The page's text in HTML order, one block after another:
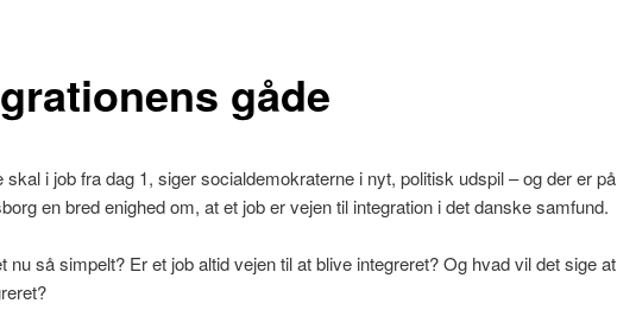
gåde
skal i job fra dag 1, siger socialdemokraterne i nyt, politisk udspil – og der er på
en bred enighed om, at et job er vejen til integration i det danske samfund.
nu så simpelt? Er et job altid vejen til at blive integreret? Og hvad vil det sige at